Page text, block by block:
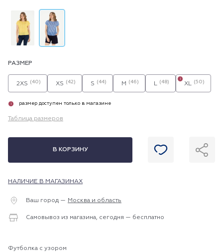
РАЗМЕР
2XS (40) XS (42) S (44) M (46) L (48) XL (50)
i
i размер доступен только в магазине
Таблица размеров
В КОРЗИНУ
НАЛИЧИЕ В МАГАЗИНАХ
Ваш город — Москва и область
Самовывоз из магазина, сегодня — бесплатно
Футболка с узором